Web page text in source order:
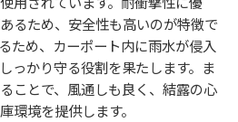
るため、安全性も高いのが特徴で
ため、カーポート内に雨水が侵入
っかり守る役割を果たします。ま
ことで、風通しも良く、結露の心
環境を提供します。